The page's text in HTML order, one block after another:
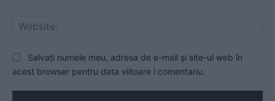
Salvați numele meu, adresa de e-mail și site-ul web în
acest browser pentru data viitoare i comentariu.